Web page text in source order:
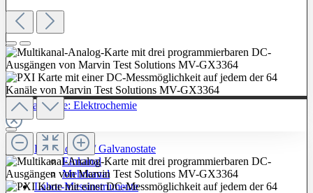
Zur Kategorie: Elektrochemie
Potentiostate / Galvanostate
Einkanal
Mehrkanal
Labor-Messinstrumente